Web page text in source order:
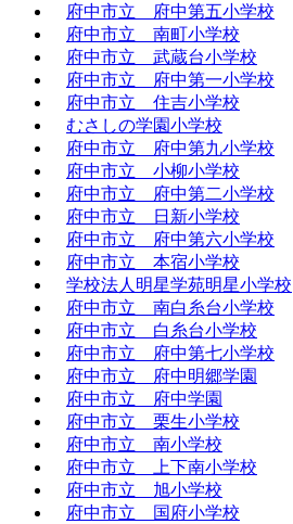
府中市立 府中第五小学校
府中市立 南町小学校
府中市立 武蔵台小学校
府中市立 府中第一小学校
府中市立 住吉小学校
むさしの学園小学校
府中市立 府中第九小学校
府中市立 小柳小学校
府中市立 府中第二小学校
府中市立 日新小学校
府中市立 府中第六小学校
府中市立 本宿小学校
学校法人明星学苑明星小学校
府中市立 南白糸台小学校
府中市立 白糸台小学校
府中市立 府中第七小学校
府中市立 府中明郷学園
府中市立 府中学園
府中市立 栗生小学校
府中市立 南小学校
府中市立 上下南小学校
府中市立 旭小学校
府中市立 国府小学校